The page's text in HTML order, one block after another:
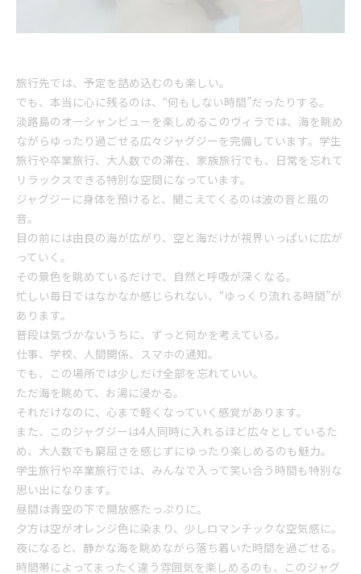
旅行先では、予定を詰め込むのも楽しい。
でも、本当に心に残るのは、“何もしない時間”だったりする。
淡路島のオーシャンビューを楽しめるこのヴィラでは、海を眺め
ながらゆったり過ごせる広々ジャグジーを完備しています。学生
旅行や卒業旅行、大人数での滞在、家族旅行でも、日常を忘れて
リラックスできる特別な空間になっています。
ジャグジーに身体を預けると、聞こえてくるのは波の音と風の
音。
目の前には由良の海が広がり、空と海だけが視界いっぱいに広が
っていく。
その景色を眺めているだけで、自然と呼吸が深くなる。
忙しい毎日ではなかなか感じられない、“ゆっくり流れる時間”が
あります。
普段は気づかないうちに、ずっと何かを考えている。
仕事、学校、人間関係、スマホの通知。
でも、この場所では少しだけ全部を忘れていい。
ただ海を眺めて、お湯に浸かる。
それだけなのに、心まで軽くなっていく感覚があります。
また、このジャグジーは4人同時に入れるほど広々としているた
め、大人数でも窮屈さを感じずにゆったり楽しめるのも魅力。
学生旅行や卒業旅行では、みんなで入って笑い合う時間も特別な
思い出になります。
昼間は青空の下で開放感たっぷりに。
夕方は空がオレンジ色に染まり、少しロマンチックな空気感に。
夜になると、静かな海を眺めながら落ち着いた時間を過ごせる。
時間帯によってまったく違う雰囲気を楽しめるのも、このジャグ